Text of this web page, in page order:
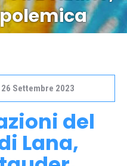
Settembre 2023
del
Lana,